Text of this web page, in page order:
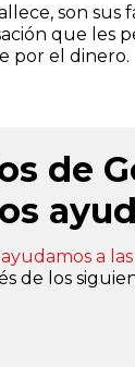
son sus
que les
por el dinero.
de
ayudamos a
de los